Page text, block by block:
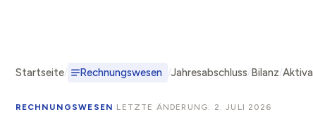
Startseite Rechnungswesen Jahresabschluss Bilanz Aktiva
RECHNUNGSWESEN · LETZTE ÄNDERUNG: 2. JULI 2026